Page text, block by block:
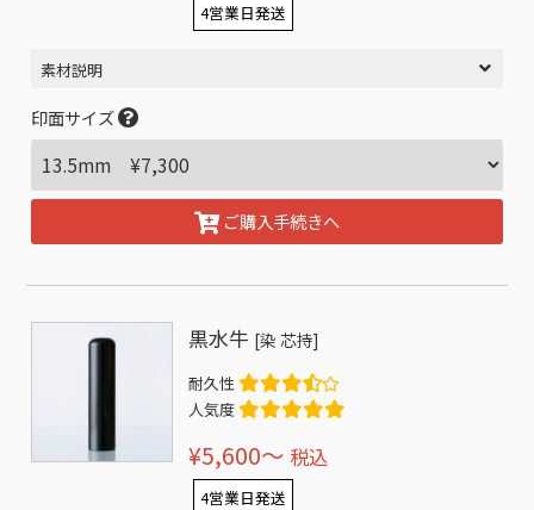
4営業日発送
素材説明
印面サイズ
ご購入手続きへ
黒水牛 [染 芯持]
耐久性
人気度
¥5,600〜 税込
4営業日発送